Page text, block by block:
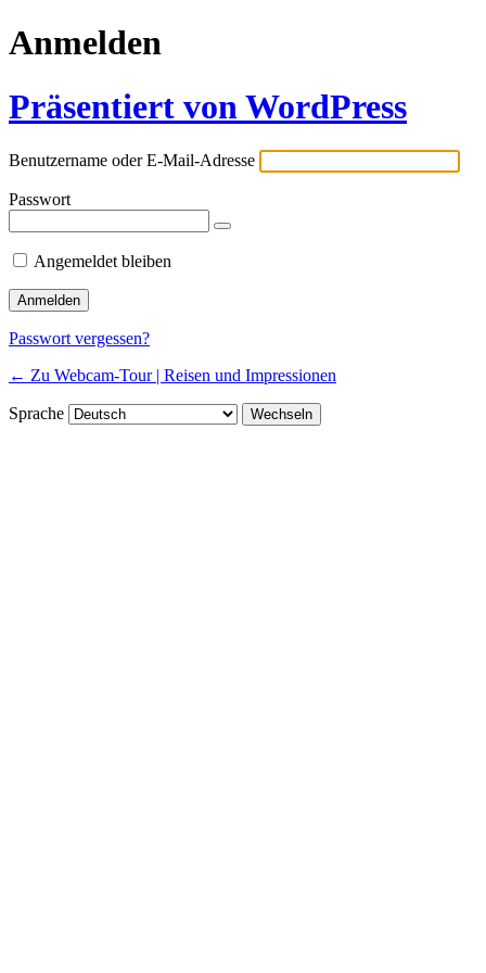
Anmelden
Präsentiert von WordPress
Benutzername oder E-Mail-Adresse
Passwort
Angemeldet bleiben
Passwort vergessen?
← Zu Webcam-Tour | Reisen und Impressionen
Sprache